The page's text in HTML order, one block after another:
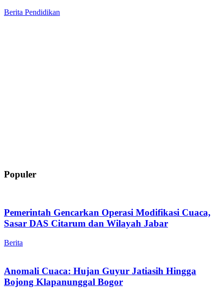
Berita Pendidikan
Populer
Pemerintah Gencarkan Operasi Modifikasi Cuaca,
Sasar DAS Citarum dan Wilayah Jabar
Berita
Anomali Cuaca: Hujan Guyur Jatiasih Hingga
Bojong Klapanunggal Bogor